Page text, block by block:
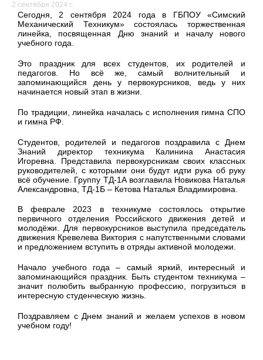
2 сентября 2024 г.
Сегодня, 2 сентября 2024 года в ГБПОУ «Симский
Механический Техникум» состоялась торжественная
линейка, посвященная Дню знаний и началу нового
учебного года.
Это праздник для всех студентов, их родителей и
педагогов. Но всё же, самый волнительный и
запоминающийся день у первокурсников, ведь у них
начинается новый этап в жизни.
По традиции, линейка началась с исполнения гимна СПО
и гимна РФ.
Студентов, родителей и педагогов поздравила с Днем
Знаний директор техникума Калинина Анастасия
Игоревна. Представила первокурсникам своих классных
руководителей, с которыми они будут идти рука об руку
всё обучение. Группу ТД-1А возглавила Новикова Наталья
Александровна, ТД-1Б – Кетова Наталья Владимировна.
В феврале 2023 в техникуме состоялось открытие
первичного отделения Российского движения детей и
молодёжи. Для первокурсников выступила председатель
движения Кревелева Виктория с напутственными словами
и предложением вступить в отряды активной молодежи.
Начало учебного года – самый яркий, интересный и
запоминающийся праздник. Быть студентом техникума –
значит полюбить выбранную профессию, погрузиться в
интересную студенческую жизнь.
Поздравляем с Днем знаний и желаем успехов в новом
учебном году!